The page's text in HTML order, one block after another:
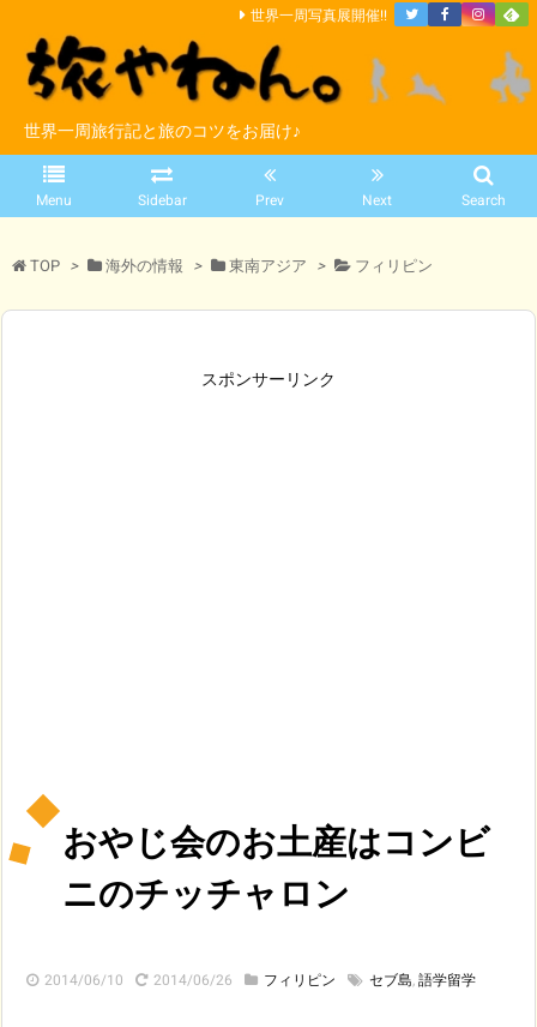
世界一周旅行記と旅のコツをお届け♪
Menu Sidebar Prev Next Search
世界一周写真展開催!!
TOP > 海外の情報 > 東南アジア > フィリピン
スポンサーリンク
おやじ会のお土産はコンビ
ニのチッチャロン
2014/06/10 2014/06/26 フィリピン セブ島, 語学留学